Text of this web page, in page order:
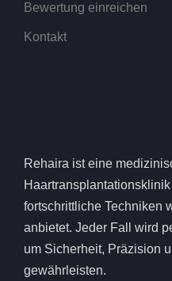
Bewertung einreichen
Kontakt
Rehaira ist eine
fortschrittliche Techniken
anbietet. Jeder Fall wird
um Sicherheit, Präzision
gewährleisten.